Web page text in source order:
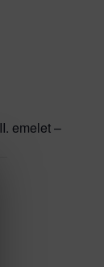
emelet –